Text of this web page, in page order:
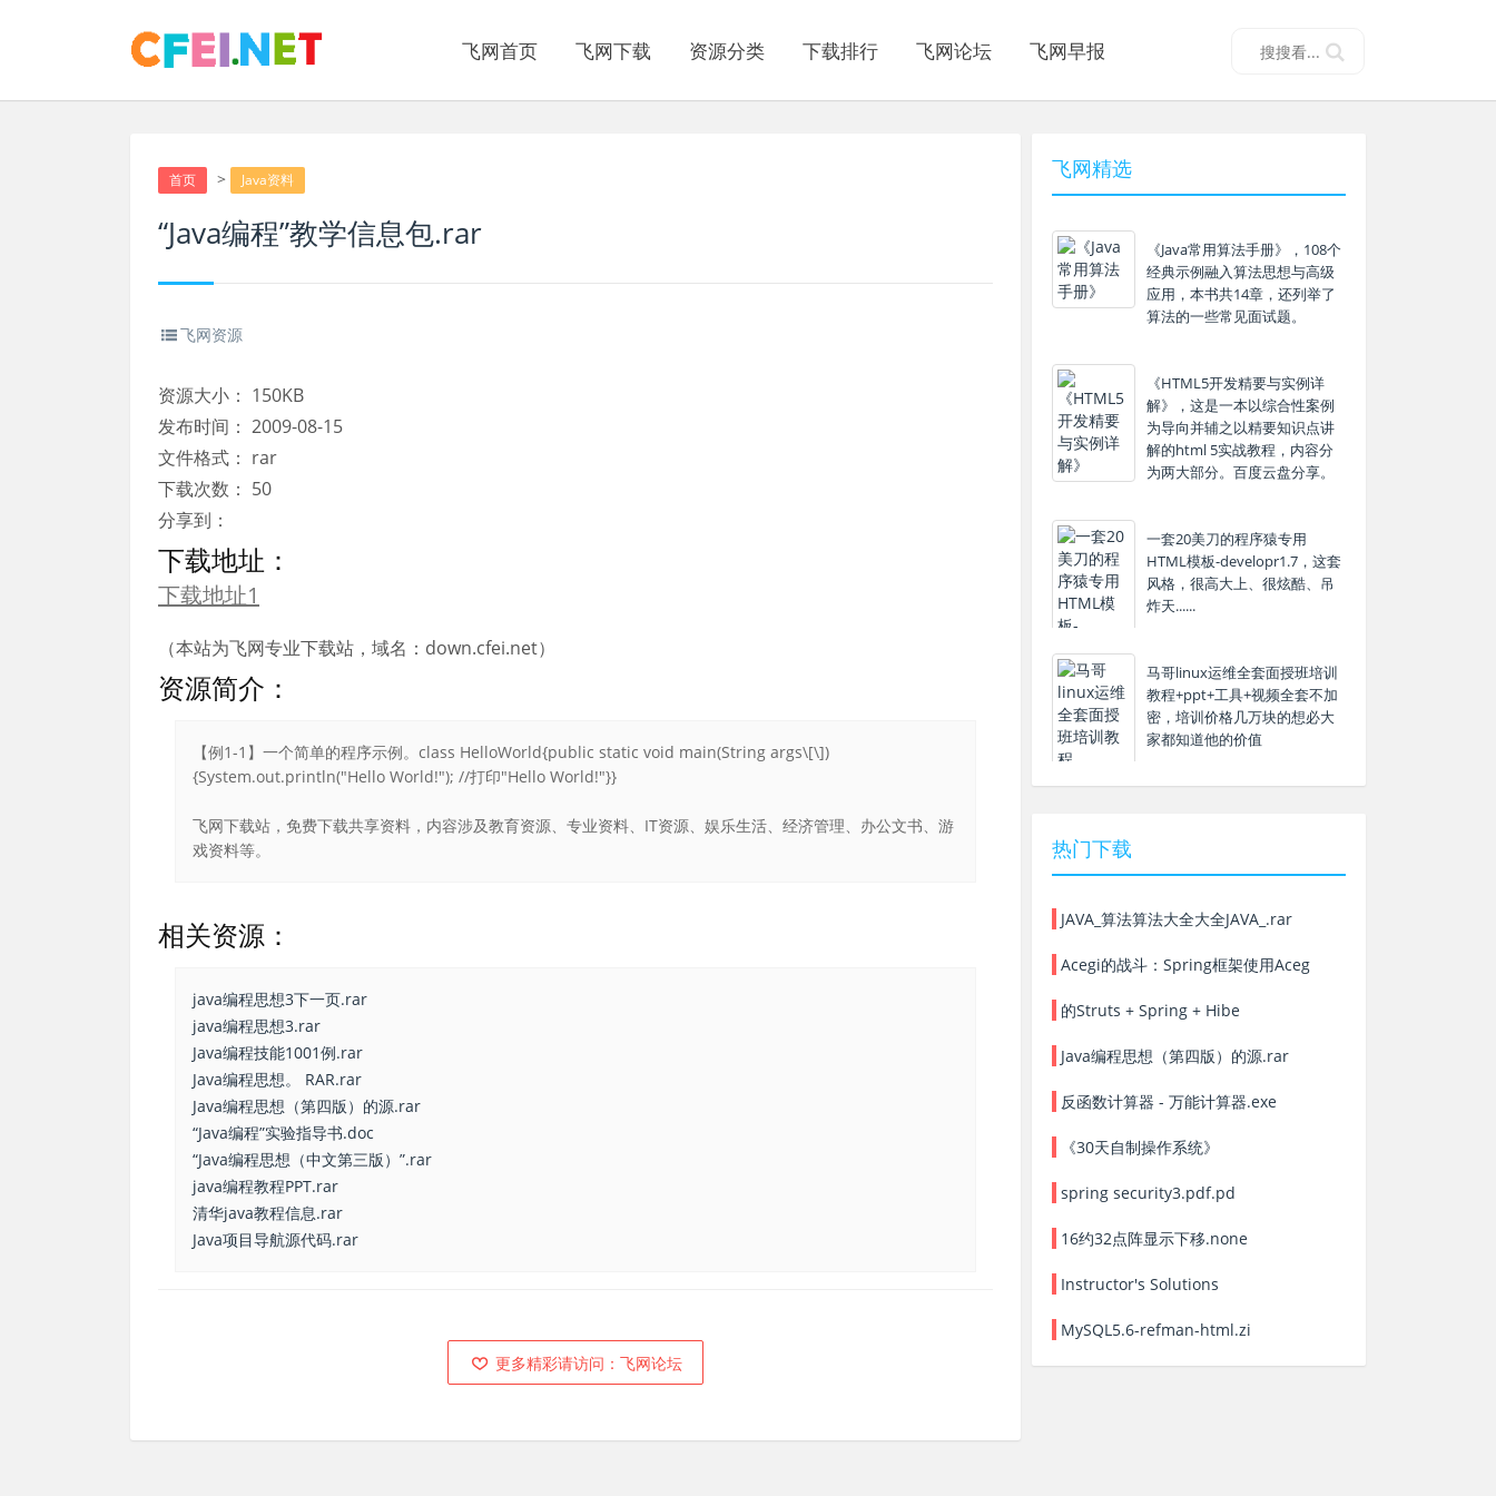
飞网首页 飞网下载 资源分类 下载排行 飞网论坛 飞网早报
首页 > Java资料
“Java编程”教学信息包.rar
飞网资源
资源大小： 150KB
发布时间： 2009-08-15
文件格式： rar
下载次数： 50
分享到：
下载地址：
下载地址1
（本站为飞网专业下载站，域名：down.cfei.net）
资源简介：
【例1-1】一个简单的程序示例。class HelloWorld{public static void main(String args\[\])
{System.out.println("Hello World!"); //打印"Hello World!"}}
飞网下载站，免费下载共享资料，内容涉及教育资源、专业资料、IT资源、娱乐生活、经济管理、办公文书、游
戏资料等。
相关资源：
java编程思想3下一页.rar
java编程思想3.rar
Java编程技能1001例.rar
Java编程思想。 RAR.rar
Java编程思想（第四版）的源.rar
“Java编程”实验指导书.doc
“Java编程思想（中文第三版）”.rar
java编程教程PPT.rar
清华java教程信息.rar
Java项目导航源代码.rar
更多精彩请访问：飞网论坛
飞网精选
《Java常用算法手册》，108个
经典示例融入算法思想与高级
应用，本书共14章，还列举了
算法的一些常见面试题。
《HTML5开发精要与实例详
解》，这是一本以综合性案例
为导向并辅之以精要知识点讲
解的html 5实战教程，内容分
为两大部分。百度云盘分享。
一套20美刀的程序猿专用
HTML模板-developr1.7，这套
风格，很高大上、很炫酷、吊
炸天......
马哥linux运维全套面授班培训
教程+ppt+工具+视频全套不加
密，培训价格几万块的想必大
家都知道他的价值
热门下载
JAVA_算法算法大全大全JAVA_.rar
Acegi的战斗：Spring框架使用Aceg
的Struts + Spring + Hibe
Java编程思想（第四版）的源.rar
反函数计算器 - 万能计算器.exe
《30天自制操作系统》
spring security3.pdf.pd
16约32点阵显示下移.none
Instructor's Solutions
MySQL5.6-refman-html.zi